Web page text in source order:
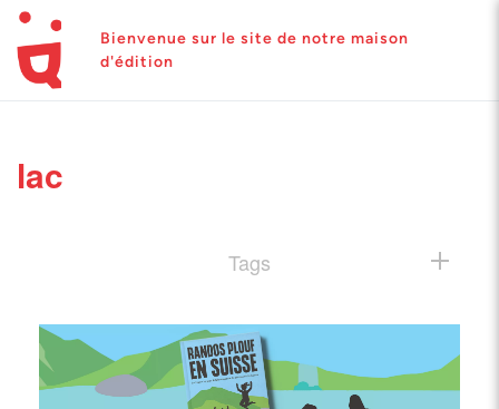
Bienvenue sur le site de notre maison
d'édition
lac
Tags